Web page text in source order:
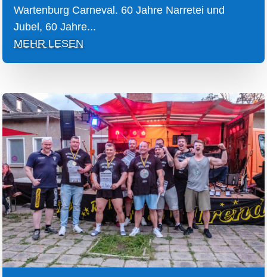
Wartenburg Carneval. 60 Jahre Narretei und
Jubel, 60 Jahre...
MEHR LESEN